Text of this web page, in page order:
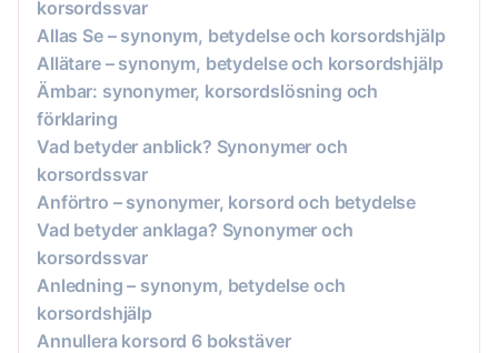
korsordssvar
Allas Se – synonym, betydelse och korsordshjälp
Allätare – synonym, betydelse och korsordshjälp
Ämbar: synonymer, korsordslösning och
förklaring
Vad betyder anblick? Synonymer och
korsordssvar
Anförtro – synonymer, korsord och betydelse
Vad betyder anklaga? Synonymer och
korsordssvar
Anledning – synonym, betydelse och
korsordshjälp
Annullera korsord 6 bokstäver